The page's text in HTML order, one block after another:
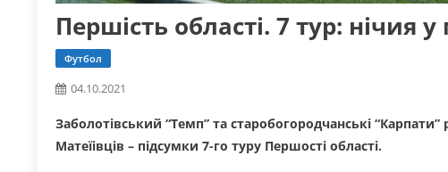
Першість області. 7 тур: нічия
Футбол
04.10.2021
Заболотівський “Темп” та старобогородчанські
Матеїівців – підсумки 7-го туру Першості області.